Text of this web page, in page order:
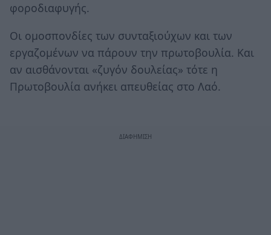
φοροδιαφυγής.
Οι ομοσπονδίες των συνταξιούχων και των
εργαζομένων να πάρουν την πρωτοβουλία. Και
αν αισθάνονται «ζυγόν δουλείας» τότε η
Πρωτοβουλία ανήκει απευθείας στο Λαό.